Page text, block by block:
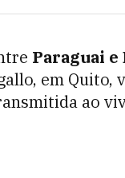
Paraguai e
em Quito,
ao